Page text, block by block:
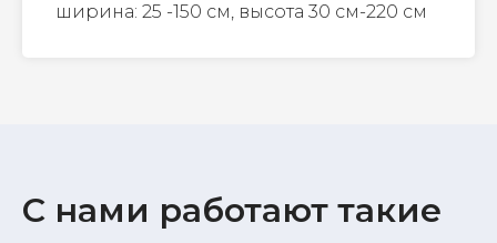
ширина: 25 -150 см, высота 30 см-220 см
С нами работают такие